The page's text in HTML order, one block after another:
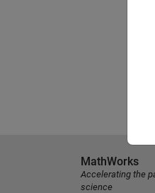
MathWorks
Accelerating the
science